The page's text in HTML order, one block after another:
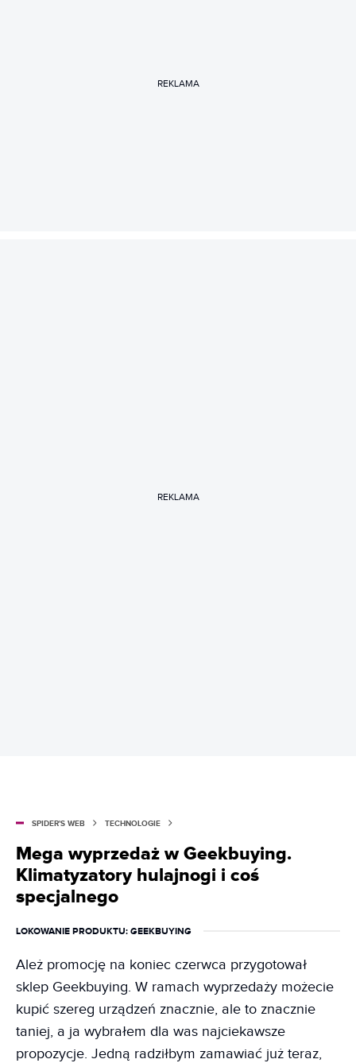
REKLAMA
REKLAMA
SPIDER'S WEB TECHNOLOGIE
Mega wyprzedaż w Geekbuying.
Klimatyzatory hulajnogi i coś
specjalnego
LOKOWANIE PRODUKTU: GEEKBUYING
Ależ promocję na koniec czerwca przygotował
sklep Geekbuying. W ramach wyprzedaży możecie
kupić szereg urządzeń znacznie, ale to znacznie
taniej, a ja wybrałem dla was najciekawsze
propozycje. Jedną radziłbym zamawiać już teraz,